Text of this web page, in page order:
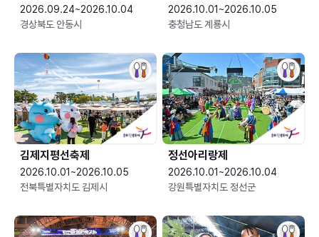
2026.09.24~2026.10.04
경상북도 안동시
2026.10.01~2026.10.05
충청남도 계룡시
김제지평선축제
2026.10.01~2026.10.05
전북특별자치도 김제시
정선아리랑제
2026.10.01~2026.10.04
강원특별자치도 정선군